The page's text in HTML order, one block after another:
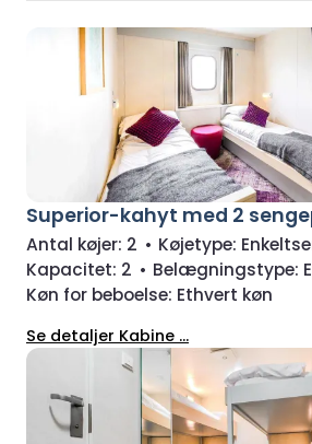
Superior-kahyt med 2
Antal køjer: 2 • Køjetype:
Kapacitet: 2 • Belægningstype:
Køn for beboelse: Ethvert køn
Se detaljer Kabine ...